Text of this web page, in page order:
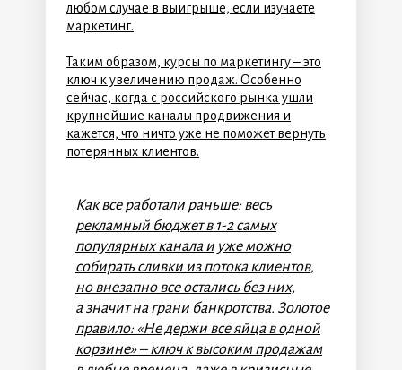
любом случае в выигрыше, если изучаете
маркетинг.
Таким образом, курсы по маркетингу – это
ключ к увеличению продаж. Особенно
сейчас, когда с российского рынка ушли
крупнейшие каналы продвижения и
кажется, что ничто уже не поможет вернуть
потерянных клиентов.
Как все работали раньше: весь
рекламный бюджет в 1-2 самых
популярных канала и уже можно
собирать сливки из потока клиентов,
но внезапно все остались без них,
а значит на грани банкротства. Золотое
правило: «Не держи все яйца в одной
корзине» – ключ к высоким продажам